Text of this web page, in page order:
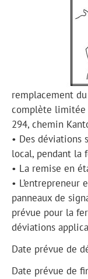
remplacement
complète limitée
294, chemin
• Des déviations
local, pendant la
• La remise en
•
panneaux de
prévue pour la
déviations
Date prévue de
Date prévue de